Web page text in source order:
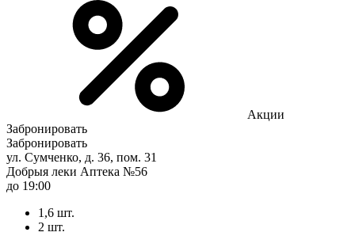
Акции
Забронировать
Забронировать
ул. Сумченко, д. 36, пом. 31
Добрыя леки Аптека №56
до 19:00
1,6 шт.
2 шт.